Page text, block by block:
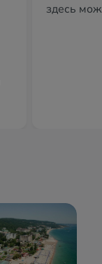
здесь